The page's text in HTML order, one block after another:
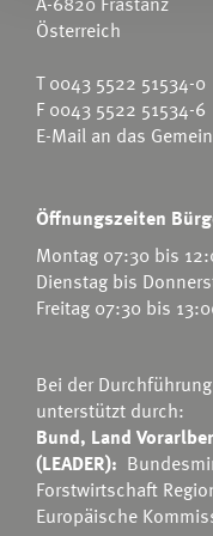
Österreich
T0043 5522 51534-0
F 0043 5522 51534-6
E-Mail an das
Öffnungszeiten
Montag 07:30 bis
Dienstag bis
Freitag 07:30 bis
Bei der
unterstützt durch:
Bund, Land
(LEADER):
Forstwirtschaft
Europäische